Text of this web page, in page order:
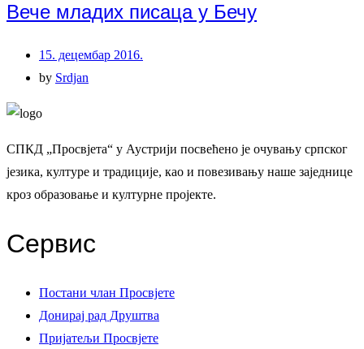
Вече младих писаца у Бечу
15. децембар 2016.
by Srdjan
СПКД „Просвјета“ у Аустрији посвећено је очувању српског
језика, културе и традиције, као и повезивању наше заједнице
кроз образовање и културне пројекте.
Сервис
Постани члан Просвјете
Донирај рад Друштва
Пријатељи Просвјете